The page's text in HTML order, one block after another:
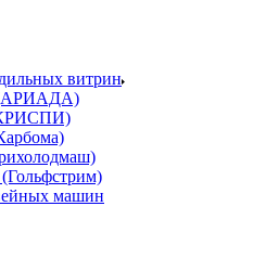
витрин
машин